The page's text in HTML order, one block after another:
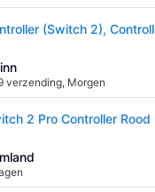
verzending, Morgen
2 Pro Controller Rood